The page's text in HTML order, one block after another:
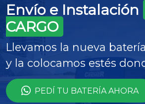
Envío e Instalación
CARGO
Llevamos la nueva
y la colocamos estés
PEDÍ TU BATERÍA AHORA